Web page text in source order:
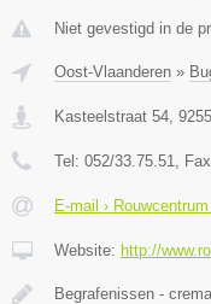
Niet gevestigd in de
Oost-Vlaanderen »
Kasteelstraat 54 9255
Tel: 052/33.75.51 ,
E-mail ›
Website: http://
Begrafenissen -